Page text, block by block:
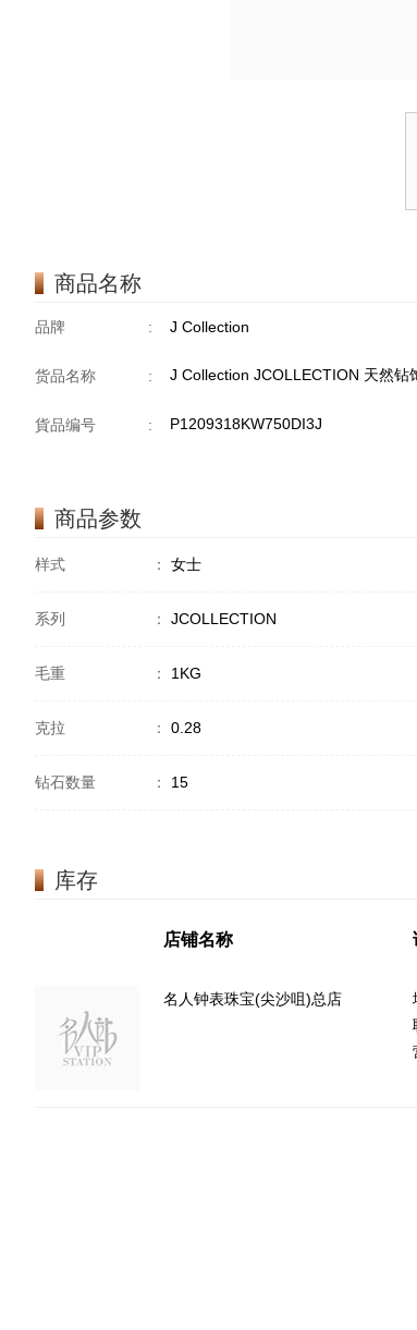
商品名称
品牌 : J Collection
货品名称 : J Collection JCOLLECTION 天然
貨品编号 : P1209318KW750DI3J
商品参数
样式 ： 女士
系列 ： JCOLLECTION
毛重 ： 1KG
克拉 ： 0.28
钻石数量 ： 15
库存
店铺名称
名人钟表珠宝(尖沙咀)总店